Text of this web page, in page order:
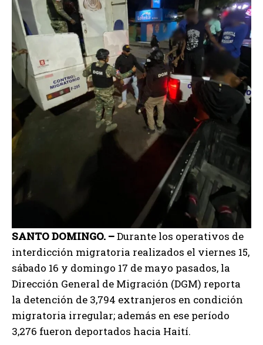
SANTO DOMINGO. –Durante los operativos de
interdicción migratoria realizados el viernes 15,
sábado 16 y domingo 17 de mayo pasados, la
Dirección General de Migración (DGM) reporta
la detención de 3,794 extranjeros en condición
migratoria irregular; además en ese período
3,276 fueron deportados hacia Haití.